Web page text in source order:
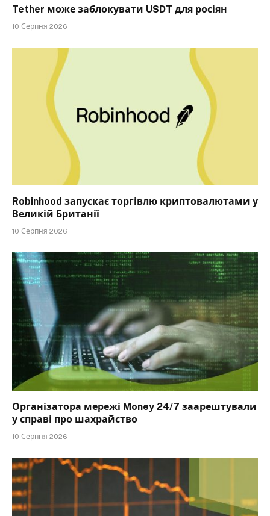
Tether може заблокувати USDT для росіян
10 Серпня 2026
Robinhood запускає торгівлю криптовалютами у
Великій Британії
10 Серпня 2026
Організатора мережі Money 24/7 заарештували
у справі про шахрайство
10 Серпня 2026